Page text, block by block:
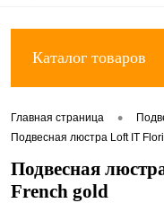
Каталог товаров
Главная страница •
Подвесная люстра Loft IT
Подвесная
French gold